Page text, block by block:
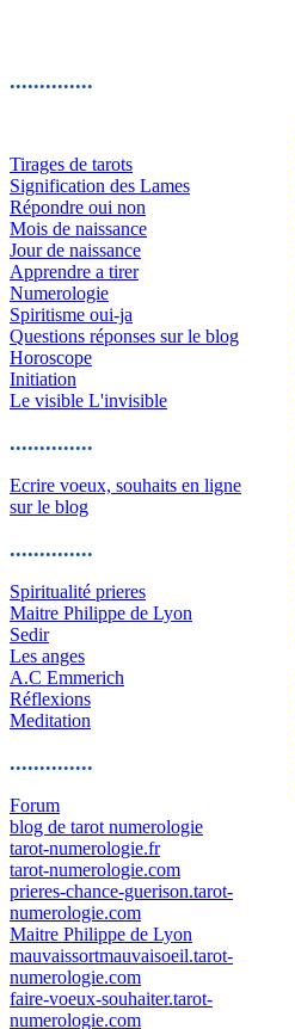
..............
Tirages de tarots
Signification des Lames
Répondre oui non
Mois de naissance
Jour de naissance
Apprendre a tirer
Numerologie
Spiritisme oui-ja
Questions réponses sur le blog
Horoscope
Initiation
Le visible L'invisible
..............
Ecrire voeux, souhaits en ligne
sur le blog
..............
Spiritualité prieres
Maitre Philippe de Lyon
Sedir
Les anges
A.C Emmerich
Réflexions
Meditation
..............
Forum
blog de tarot numerologie
tarot-numerologie.fr
tarot-numerologie.com
prieres-chance-guerison.tarot-
numerologie.com
Maitre Philippe de Lyon
mauvaissortmauvaisoeil.tarot-
numerologie.com
faire-voeux-souhaiter.tarot-
numerologie.com